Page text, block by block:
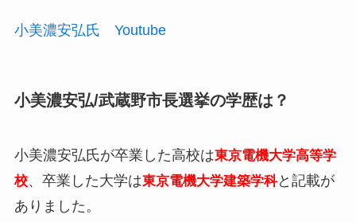
小美濃安弘氏 Youtube
小美濃安弘/武蔵野市長選挙の学歴は？
小美濃安弘氏が卒業した高校は東京電機大学高等学
校、卒業した大学は東京電機大学建築学科と記載が
ありました。